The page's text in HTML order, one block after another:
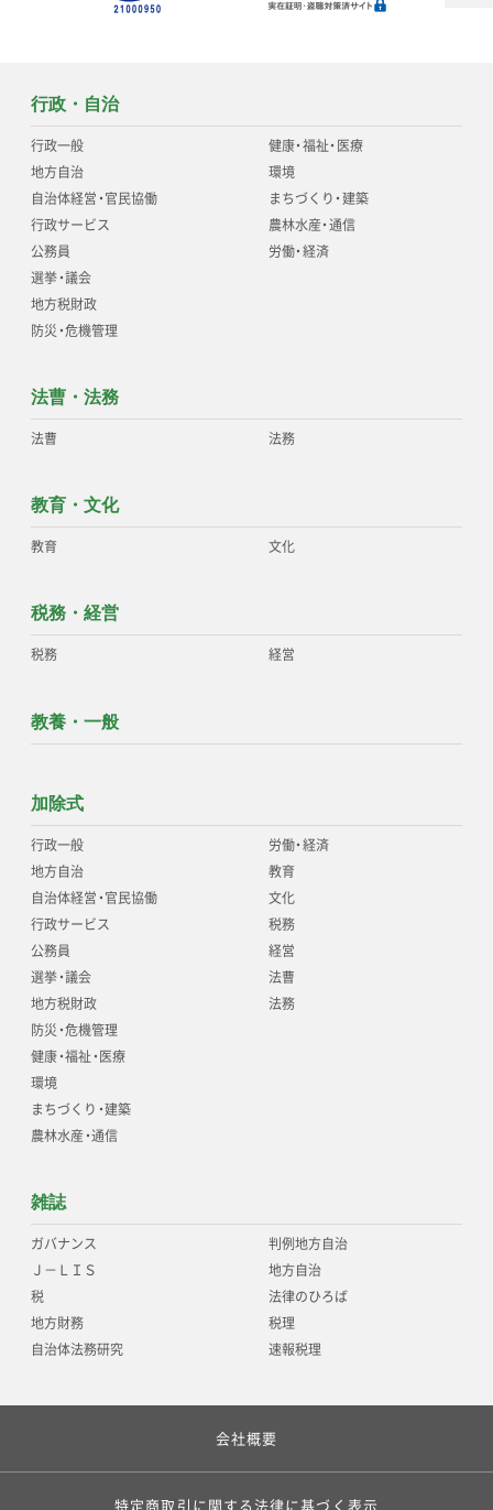
行政・自治
行政一般
地方自治
自治体経営・官民協働
行政サービス
公務員
選挙・議会
地方税財政
防災・危機管理
健康・福祉・医療
環境
まちづくり・建築
農林水産・通信
労働・経済
法曹・法務
法曹 法務
教育・文化
教育 文化
税務・経営
税務 経営
教養・一般
加除式
行政一般
地方自治
自治体経営・官民協働
行政サービス
公務員
選挙・議会
地方税財政
防災・危機管理
健康・福祉・医療
環境
まちづくり・建築
農林水産・通信
労働・経済
教育
文化
税務
経営
法曹
法務
雑誌
ガバナンス
Ｊ－ＬＩＳ
税
地方財務
自治体法務研究
判例地方自治
地方自治
法律のひろば
税理
速報税理
会社概要
特定商取引に関する法律に基づく表示